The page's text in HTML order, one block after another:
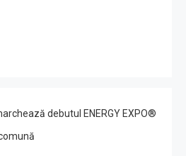
debutul ENERGY EXPO®